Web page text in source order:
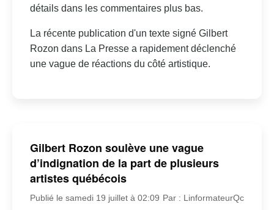
détails dans les commentaires plus bas.
La récente publication d'un texte signé Gilbert
Rozon dans La Presse a rapidement déclenché
une vague de réactions du côté artistique.
Gilbert Rozon soulève une vague
d’indignation de la part de plusieurs
artistes québécois
Publié le samedi 19 juillet à 02:09 Par : LinformateurQc